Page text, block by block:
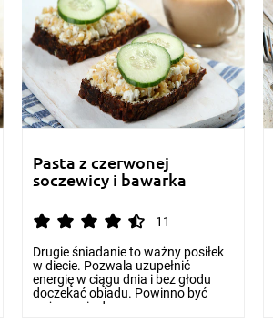
Pasta z czerwonej
soczewicy i bawarka
11
Drugie śniadanie to ważny posiłek
w diecie. Pozwala uzupełnić
energię w ciągu dnia i bez głodu
doczekać obiadu. Powinno być
pożywne i zdrowe...